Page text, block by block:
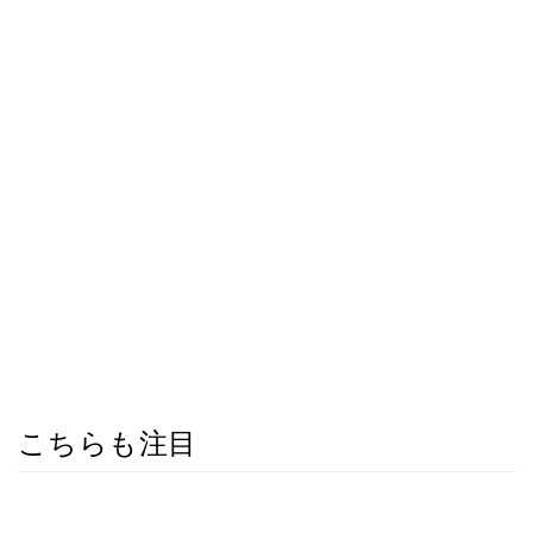
こちらも注目